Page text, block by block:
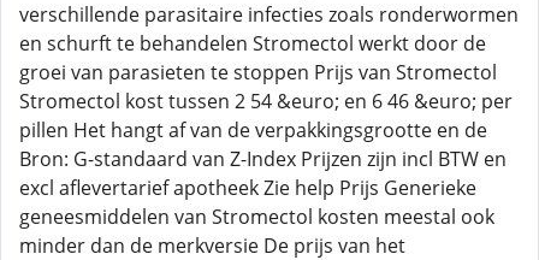
verschillende parasitaire infecties zoals ronderwormen
en schurft te behandelen Stromectol werkt door de
groei van parasieten te stoppen Prijs van Stromectol
Stromectol kost tussen 2 54 &euro; en 6 46 &euro; per
pillen Het hangt af van de verpakkingsgrootte en de
Bron: G-standaard van Z-Index Prijzen zijn incl BTW en
excl aflevertarief apotheek Zie help Prijs Generieke
geneesmiddelen van Stromectol kosten meestal ook
minder dan de merkversie De prijs van het